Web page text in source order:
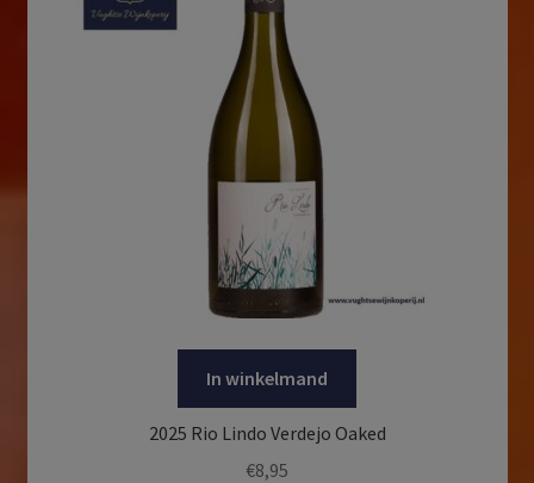
In winkelmand
2025 Rio Lindo Verdejo Oaked
€8,95